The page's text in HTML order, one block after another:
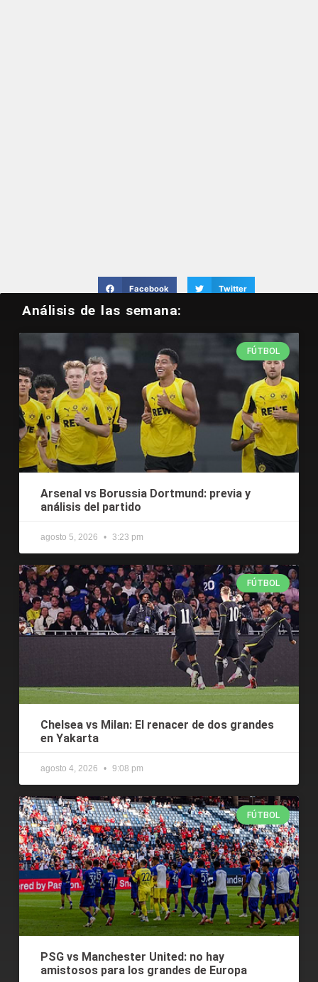
Facebook Twitter
Análisis de las semana:
FÚTBOL
Arsenal vs Borussia Dortmund: previa y
análisis del partido
agosto 5, 2026 3:23 pm
FÚTBOL
Chelsea vs Milan: El renacer de dos grandes
en Yakarta
agosto 4, 2026 9:08 pm
FÚTBOL
PSG vs Manchester United: no hay
amistosos para los grandes de Europa